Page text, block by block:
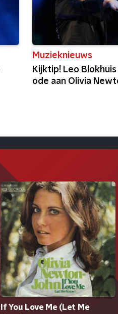
Muzieknieuws
Kijktip! Leo
ode aan Olivia
If You Love Me (Let Me